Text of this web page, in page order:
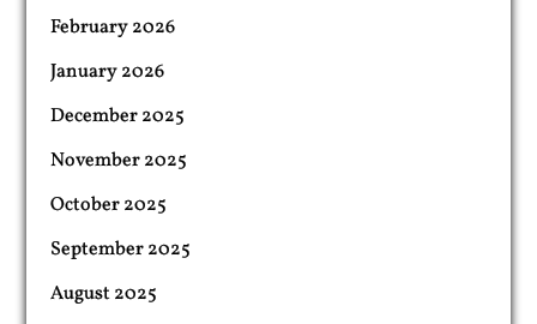
February 2026
January 2026
December 2025
November 2025
October 2025
September 2025
August 2025